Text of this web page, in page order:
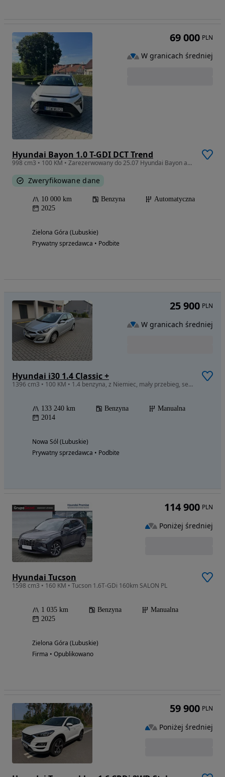
Hyundai Bayon 1.0 T-GDI DCT Trend
998 cm3 • 100 KM • Zarezerwowany do 25.07 Hyundai Bayon automat, hybryda 48V
Zweryfikowane dane
10 000 km Benzyna
Automatyczna
2025
Zielona Góra (Lubuskie)
Prywatny sprzedawca • Podbite
69 000 PLN
W granicach średniej
Hyundai i30 1.4 Classic +
1396 cm3 • 100 KM • 1.4 benzyna, z Niemiec, mały przebieg, serwisowany
133 240 km Benzyna
Manualna
2014
Nowa Sól (Lubuskie)
Prywatny sprzedawca • Podbite
25 900 PLN
W granicach średniej
Hyundai Tucson
1598 cm3 • 160 KM • Tucson 1.6T-GDi 160km SALON PL
1 035 km Benzyna
Manualna
2025
Zielona Góra (Lubuskie)
Firma • Opublikowano
114 900 PLN
Poniżej średniej
59 900 PLN
Poniżej średniej